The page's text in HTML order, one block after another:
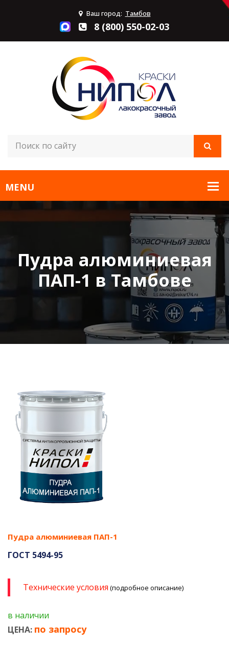
Ваш город: Тамбов
8 (800) 550-02-03
Пудра алюминиевая
ПАП-1 в Тамбове
Пудра алюминиевая ПАП-1
ГОСТ 5494-95
Технические условия (подробное описание)
в наличии
ЦЕНА: по запросу